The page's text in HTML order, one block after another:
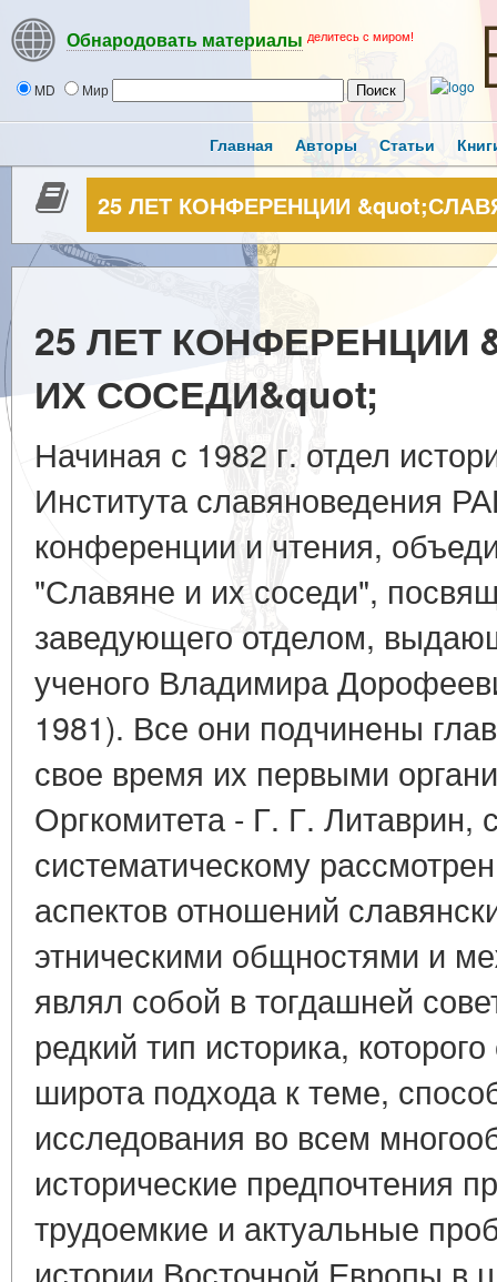
Обнародовать материалы делитесь с миром!
MD Мир
Главная Авторы Статьи
25 ЛЕТ КОНФЕРЕНЦИИ
25 ЛЕТ КОНФЕРЕНЦИИ
ИХ СОСЕДИ&quot;
Начиная с 1982 г. отдел
Института славяноведения
конференции и чтения,
"Славяне и их соседи",
заведующего отделом,
ученого Владимира
1981). Все они подчинены
свое время их первыми
Оргкомитета - Г. Г.
систематическому
аспектов отношений
этническими общностями и
являл собой в тогдашней
редкий тип историка,
широта подхода к теме,
исследования во всем
исторические предпочтения
трудоемкие и актуальные
истории Восточной Европы в